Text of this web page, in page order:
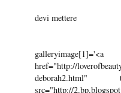
devi mettere
galleryimage[1]='<a
href="http://
deborah2.html"
src="http://